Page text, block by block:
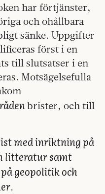
har förtjänster,
och ohållbara
sänke. Uppgifter
först i en
till slutsatser i en
Motsägelsefulla
brister, och till
med inriktning på
litteratur samt
geopolitik och
.